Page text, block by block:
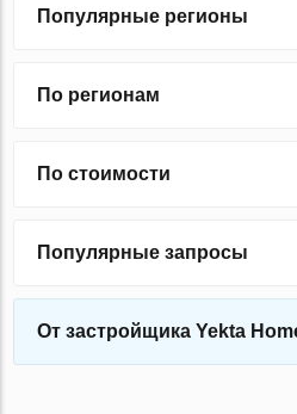
Популярные регионы
По регионам
По стоимости
Популярные запросы
От застройщика Yekta